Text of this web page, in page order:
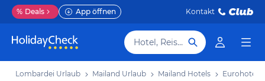
% Deals App öffnen Kontakt
Hotel, Reiseziel
Lombardei Urlaub Mailand Urlaub Mailand Hotels Eurohotel